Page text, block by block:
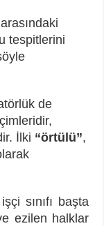
tespitlerini
de
İlki “örtülü”,
sınıfı başta
ezilen halklar